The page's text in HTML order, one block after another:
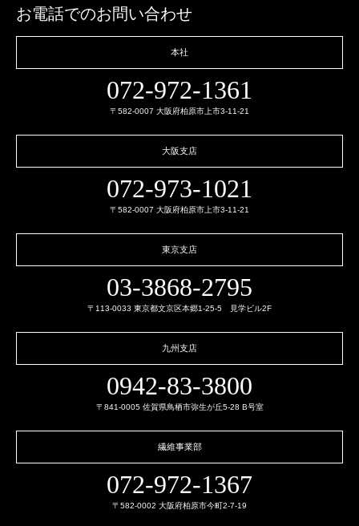
お電話でのお問い合わせ
本社
072-972-1361
〒582-0007 大阪府柏原市上市3-11-21
大阪支店
072-973-1021
〒582-0007 大阪府柏原市上市3-11-21
東京支店
03-3868-2795
〒113-0033 東京都文京区本郷1-25-5 見学ビル2F
九州支店
0942-83-3800
〒841-0005 佐賀県鳥栖市弥生が丘5-28 B号室
繊維事業部
072-972-1367
〒582-0002 大阪府柏原市今町2-7-19